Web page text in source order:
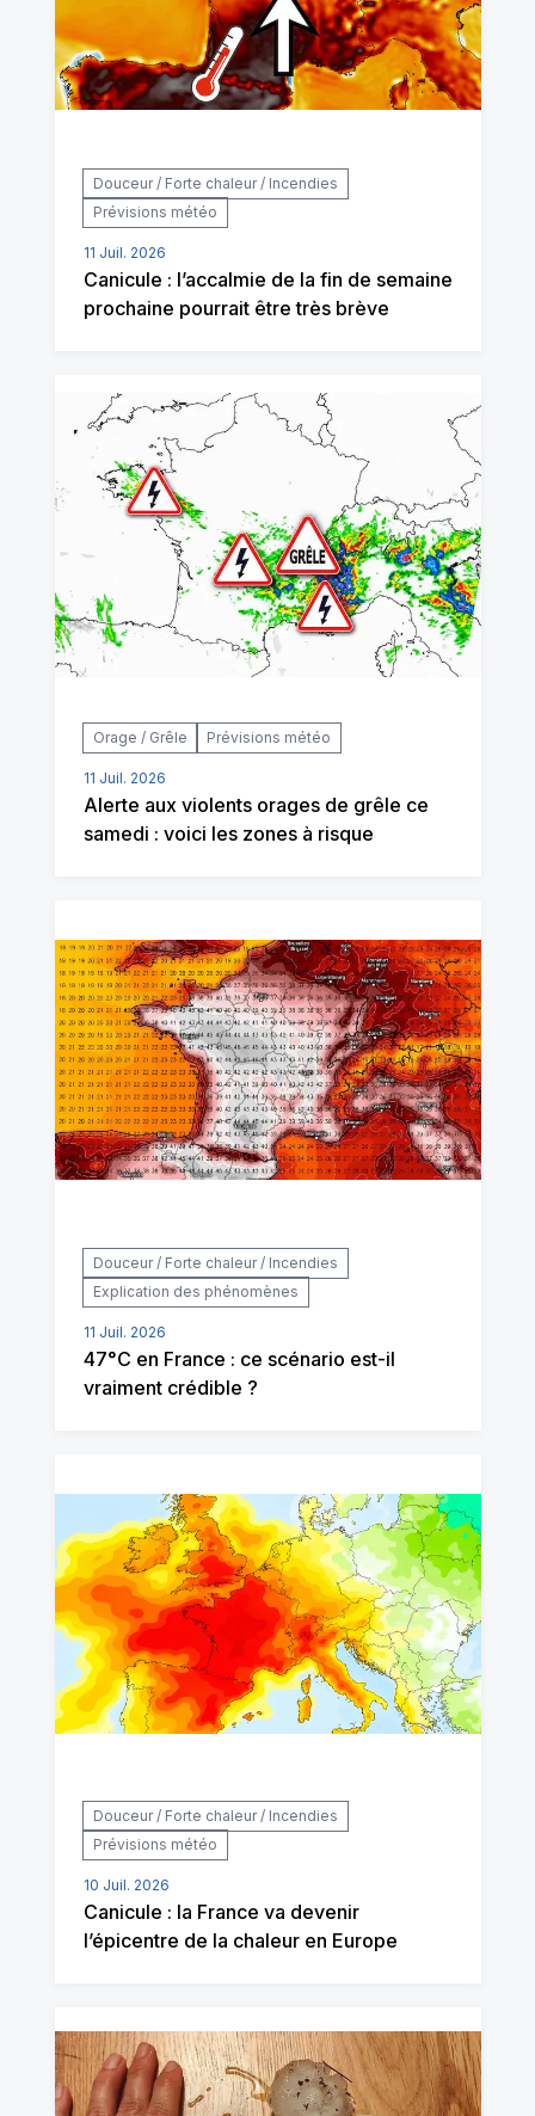
Douceur / Forte chaleur / Incendies
Prévisions météo
11 Juil. 2026
Canicule : l’accalmie de la fin de semaine
prochaine pourrait être très brève
Orage / Grêle Prévisions météo
11 Juil. 2026
Alerte aux violents orages de grêle ce
samedi : voici les zones à risque
Douceur / Forte chaleur / Incendies
Explication des phénomènes
11 Juil. 2026
47°C en France : ce scénario est-il
vraiment crédible ?
Douceur / Forte chaleur / Incendies
Prévisions météo
10 Juil. 2026
Canicule : la France va devenir
l’épicentre de la chaleur en Europe